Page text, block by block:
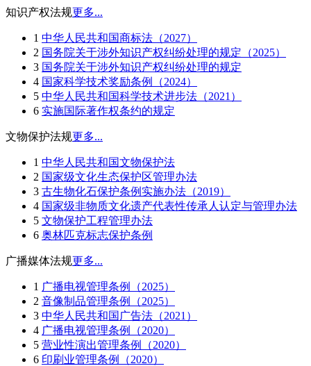
知识产权法规更多...
1 中华人民共和国商标法（2027）
2 国务院关于涉外知识产权纠纷处理的规定（2025）
3 国务院关于涉外知识产权纠纷处理的规定
4 国家科学技术奖励条例（2024）
5 中华人民共和国科学技术进步法（2021）
6 实施国际著作权条约的规定
文物保护法规更多...
1 中华人民共和国文物保护法
2 国家级文化生态保护区管理办法
3 古生物化石保护条例实施办法（2019）
4 国家级非物质文化遗产代表性传承人认定与管理办法
5 文物保护工程管理办法
6 奥林匹克标志保护条例
广播媒体法规更多...
1 广播电视管理条例（2025）
2 音像制品管理条例（2025）
3 中华人民共和国广告法（2021）
4 广播电视管理条例（2020）
5 营业性演出管理条例（2020）
6 印刷业管理条例（2020）